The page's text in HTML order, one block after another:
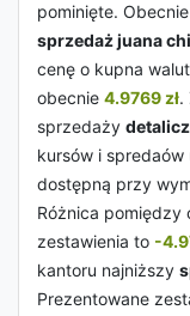
pominięte.
sprzedaż juana
cenę o kupna
obecnie 4.9769 zł.
sprzedaży
kursów i
dostępną przy
Różnica pomiędzy
zestawienia to -
kantoru najniższy
Prezentowane